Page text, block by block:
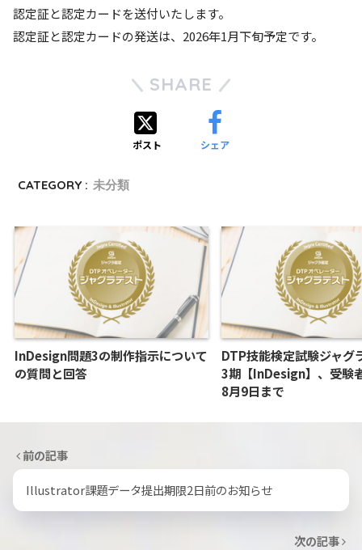
認定証と認定カードを送付いたします。
認定証と認定カードの発送は、2026年1月下旬予定です。
SHARE
ポスト シェア
CATEGORY : 未分類
InDesign問題3の制作指示について
の質問と回答
DTP技能検定試験ジャグ
3期【InDesign】、受験
8月9日まで
前の記事
Illustrator課題データ提出期限2日前のお知らせ
次の記事